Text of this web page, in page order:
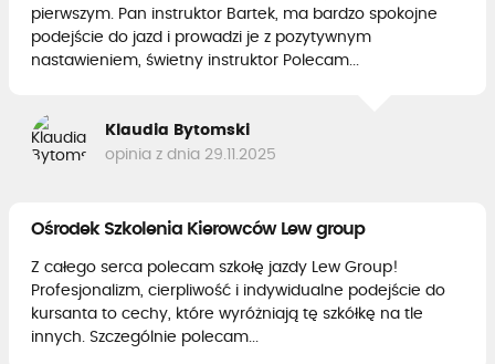
pierwszym. Pan instruktor Bartek, ma bardzo spokojne
podejście do jazd i prowadzi je z pozytywnym
nastawieniem, świetny instruktor Polecam...
Klaudia Bytomski
opinia z dnia 29.11.2025
Ośrodek Szkolenia Kierowców Lew group
Z całego serca polecam szkołę jazdy Lew Group!
Profesjonalizm, cierpliwość i indywidualne podejście do
kursanta to cechy, które wyróżniają tę szkółkę na tle
innych. Szczególnie polecam...